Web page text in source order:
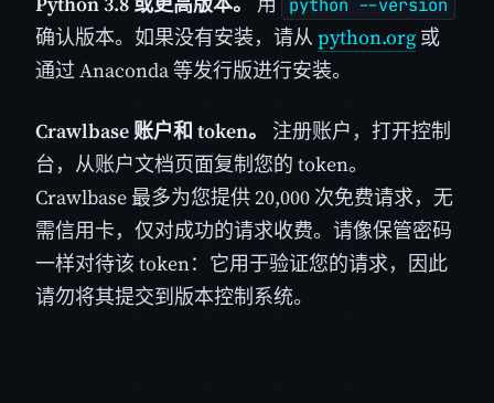
python --version
确认版本。如果没有安装，请从 python.org 或
通过 Anaconda 等发行版进行安装。
Crawlbase 账户和 token。
注册账户，打开控制
台，从账户文档页面复制您的 token。
Crawlbase 最多为您提供 20,000 次免费请求，无
需信用卡，仅对成功的请求收费。请像保管密码
一样对待该 token：它用于验证您的请求，因此
请勿将其提交到版本控制系统。